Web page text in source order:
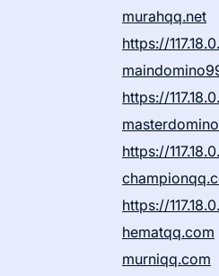
murahqq.net
https://
https://
https://
https://
hematqq.com
murniqq.com